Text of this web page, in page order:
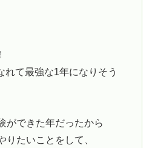
れて最強な1年になりそう
ができた年だったから
りたいことをして、